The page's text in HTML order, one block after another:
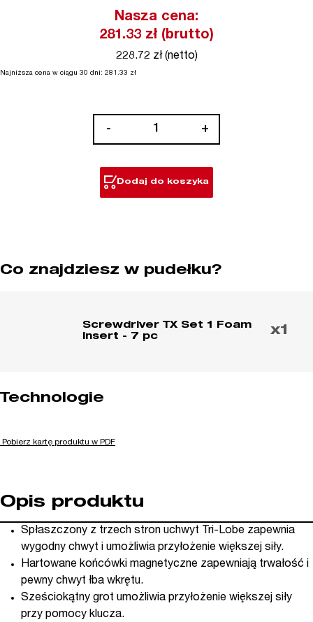
Nasza cena:
281.33 zł (brutto)
228.72 zł (netto)
Najniższa cena w ciągu 30 dni: 281.33 zł
-
wkrętakami
+
Dodaj do koszyka
Co znajdziesz w pudełku?
Screwdriver TX Set 1 Foam
Insert - 7 pc
x1
Technologie
Pobierz kartę produktu w PDF
Opis produktu
Spłaszczony z trzech stron uchwyt Tri-Lobe zapewnia
wygodny chwyt i umożliwia przyłożenie większej siły.
Hartowane końcówki magnetyczne zapewniają trwałość i
pewny chwyt łba wkrętu.
Sześciokątny grot umożliwia przyłożenie większej siły
przy pomocy klucza.